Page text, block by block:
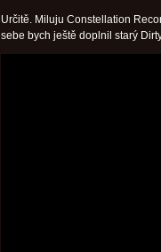
Určitě. Miluju Constellation
sebe bych ještě doplnil starý